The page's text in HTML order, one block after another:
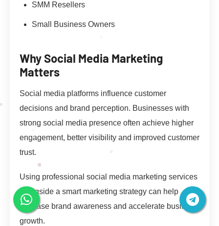
SMM Resellers
Small Business Owners
Why Social Media Marketing
Matters
Social media platforms influence customer
decisions and brand perception. Businesses with
strong social media presence often achieve higher
engagement, better visibility and improved customer
trust.
Using professional social media marketing services
alongside a smart marketing strategy can help
increase brand awareness and accelerate business
growth.